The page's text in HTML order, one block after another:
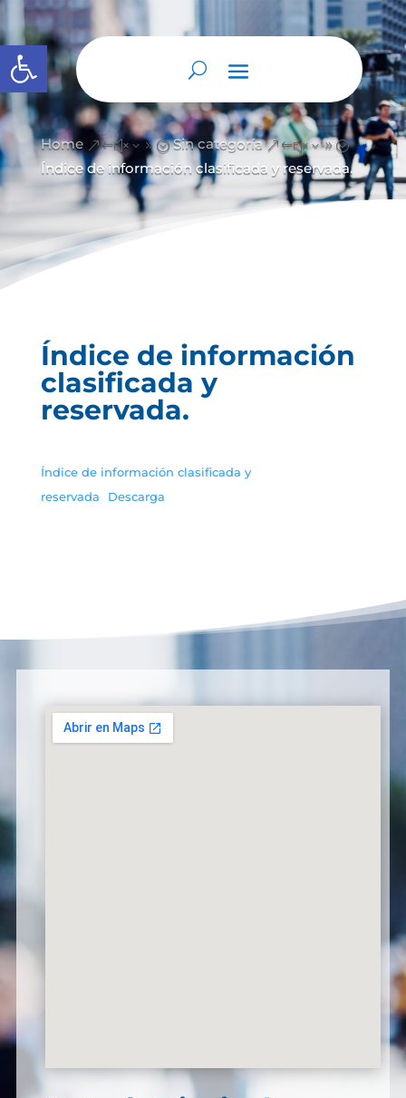
Abrir barra de herramientas
Home &#x39; Sin categoría &#x39;
Índice de información clasificada y reservada.
Índice de información
clasificada y
reservada.
Índice de información clasificada y
reservada
Descarga